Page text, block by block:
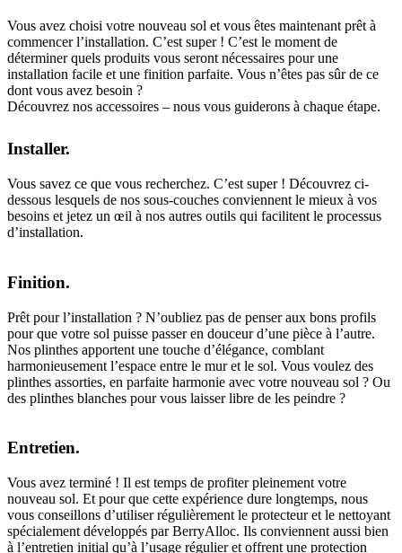
Vous avez choisi votre nouveau sol et vous êtes maintenant prêt à
commencer l’installation. C’est super ! C’est le moment de
déterminer quels produits vous seront nécessaires pour une
installation facile et une finition parfaite. Vous n’êtes pas sûr de ce
dont vous avez besoin ?
Découvrez nos accessoires – nous vous guiderons à chaque étape.
Installer.
Vous savez ce que vous recherchez. C’est super ! Découvrez ci-
dessous lesquels de nos sous-couches conviennent le mieux à vos
besoins et jetez un œil à nos autres outils qui facilitent le processus
d’installation.
Finition.
Prêt pour l’installation ? N’oubliez pas de penser aux bons profils
pour que votre sol puisse passer en douceur d’une pièce à l’autre.
Nos plinthes apportent une touche d’élégance, comblant
harmonieusement l’espace entre le mur et le sol. Vous voulez des
plinthes assorties, en parfaite harmonie avec votre nouveau sol ? Ou
des plinthes blanches pour vous laisser libre de les peindre ?
Entretien.
Vous avez terminé ! Il est temps de profiter pleinement votre
nouveau sol. Et pour que cette expérience dure longtemps, nous
vous conseillons d’utiliser régulièrement le protecteur et le nettoyant
spécialement développés par BerryAlloc. Ils conviennent aussi bien
à l’entretien initial qu’à l’usage régulier et offrent une protection